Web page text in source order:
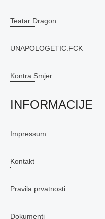
Teatar Dragon
UNAPOLOGETIC.FCK
Kontra Smjer
INFORMACIJE
Impressum
Kontakt
Pravila prvatnosti
Dokumenti